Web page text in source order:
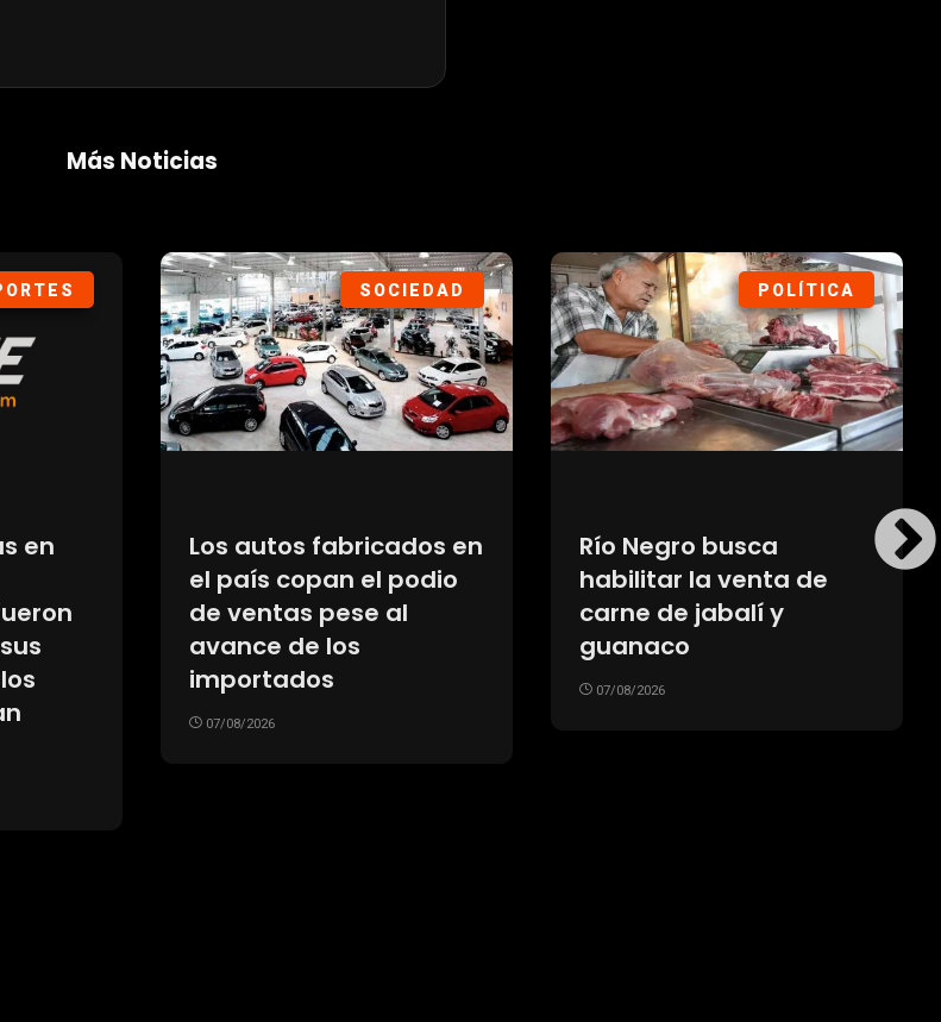
Más Noticias
en
SOCIEDAD
Los autos fabricados en
el país copan el podio
de ventas pese al
avance de los
importados
07/08/2026
POLÍTICA
Río Negro busca
habilitar la venta de
carne de jabalí y
guanaco
07/08/2026